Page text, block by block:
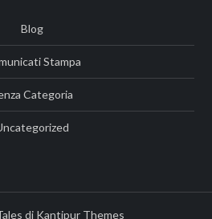
Blog
Stampa
Categoria
di Kantipur Themes